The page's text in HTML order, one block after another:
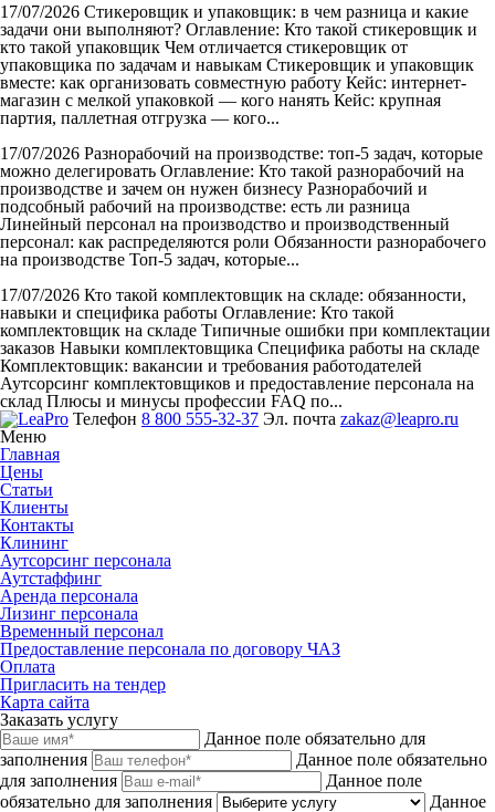
17/07/2026 Стикеровщик и упаковщик: в чем разница и какие
задачи они выполняют? Оглавление: Кто такой стикеровщик и
кто такой упаковщик Чем отличается стикеровщик от
упаковщика по задачам и навыкам Стикеровщик и упаковщик
вместе: как организовать совместную работу Кейс: интернет-
магазин с мелкой упаковкой — кого нанять Кейс: крупная
партия, паллетная отгрузка — кого...
17/07/2026 Разнорабочий на производстве: топ-5 задач, которые
можно делегировать Оглавление: Кто такой разнорабочий на
производстве и зачем он нужен бизнесу Разнорабочий и
подсобный рабочий на производстве: есть ли разница
Линейный персонал на производство и производственный
персонал: как распределяются роли Обязанности разнорабочего
на производстве Топ-5 задач, которые...
17/07/2026 Кто такой комплектовщик на складе: обязанности,
навыки и специфика работы Оглавление: Кто такой
комплектовщик на складе Типичные ошибки при комплектации
заказов Навыки комплектовщика Специфика работы на складе
Комплектовщик: вакансии и требования работодателей
Аутсорсинг комплектовщиков и предоставление персонала на
склад Плюсы и минусы профессии FAQ по...
Телефон 8 800 555-32-37 Эл. почта zakaz@leapro.ru
Меню
Главная
Цены
Статьи
Клиенты
Контакты
Клининг
Аутсорсинг персонала
Аутстаффинг
Аренда персонала
Лизинг персонала
Временный персонал
Предоставление персонала по договору ЧАЗ
Оплата
Пригласить на тендер
Карта сайта
Заказать услугу
Данное поле обязательно для
заполнения
Данное поле обязательно
для заполнения
Данное поле
обязательно для заполнения
Данное